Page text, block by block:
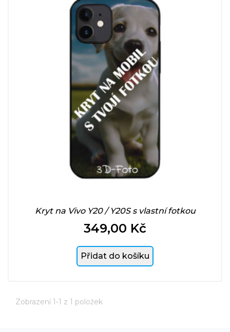
Kryt na Vivo Y20 / Y20S s vlastní fotkou
Cena
349,00 Kč
Přidat do košíku
Zobrazení 1-1 z 1 položek